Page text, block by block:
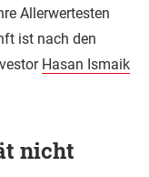
Allerwertesten
ist nach den
Hasan Ismaik
nicht